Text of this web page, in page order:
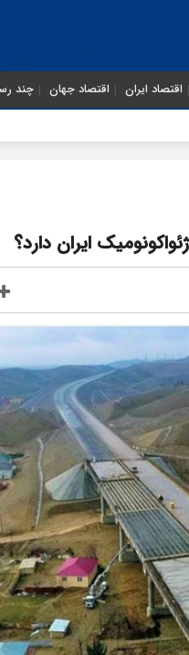
اقتصاد ایران اقتصاد جهان چند
در عصر
ایران دارد؟